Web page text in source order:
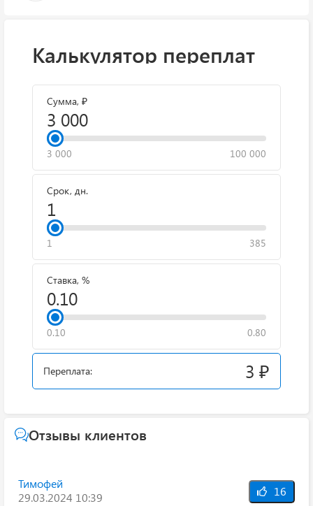
Калькулятор переплат
Сумма, ₽
3 000 100 000
Срок, дн.
1 385
Ставка, %
0.10 0.80
Переплата: 3 ₽
Отзывы клиентов
Тимофей
29.03.2024 10:39
16